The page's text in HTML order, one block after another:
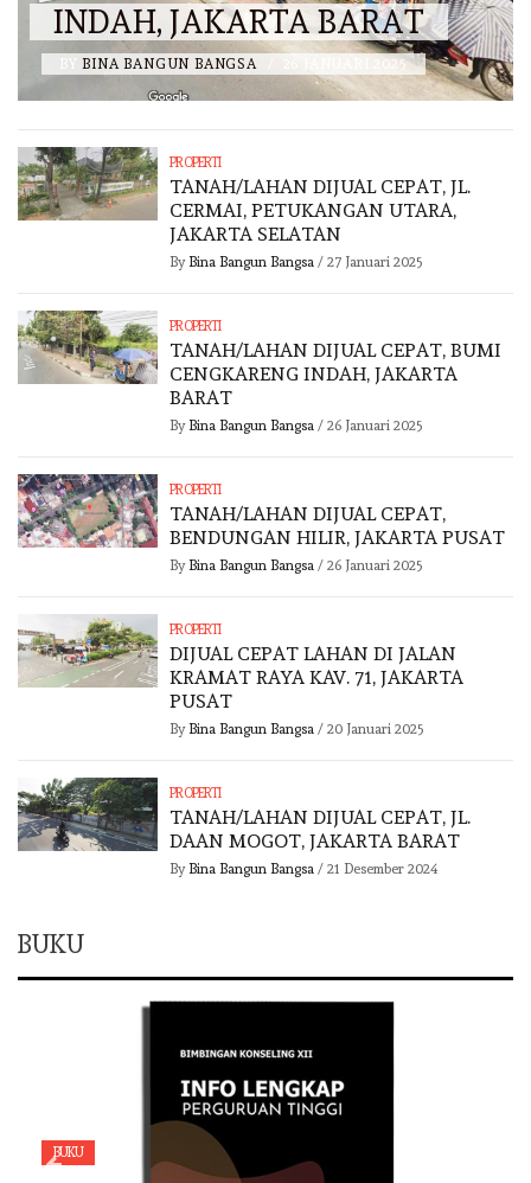
INDAH, JAKARTA BARAT
BY BINA BANGUN BANGSA 26 JANUARI 2025
PROPERTI
TANAH/LAHAN DIJUAL CEPAT, JL.
CERMAI, PETUKANGAN UTARA,
JAKARTA SELATAN
By Bina Bangun Bangsa / 27 Januari 2025
PROPERTI
TANAH/LAHAN DIJUAL CEPAT, BUMI
CENGKARENG INDAH, JAKARTA
BARAT
By Bina Bangun Bangsa / 26 Januari 2025
PROPERTI
TANAH/LAHAN DIJUAL CEPAT,
BENDUNGAN HILIR, JAKARTA PUSAT
By Bina Bangun Bangsa / 26 Januari 2025
PROPERTI
DIJUAL CEPAT LAHAN DI JALAN
KRAMAT RAYA KAV. 71, JAKARTA
PUSAT
By Bina Bangun Bangsa / 20 Januari 2025
PROPERTI
TANAH/LAHAN DIJUAL CEPAT, JL.
DAAN MOGOT, JAKARTA BARAT
By Bina Bangun Bangsa / 21 Desember 2024
BUKU
BUKU